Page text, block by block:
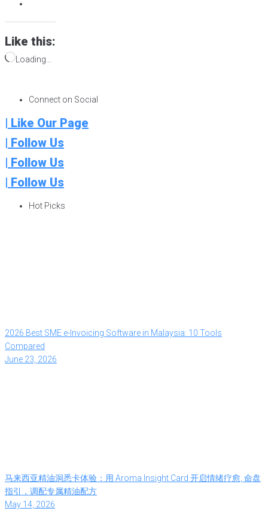
Like this:
Loading…
Connect on Social
| Like Our Page
| Follow Us
| Follow Us
| Follow Us
Hot Picks
2026 Best SME e-Invoicing Software in Malaysia: 10 Tools
Compared
June 23, 2026
马来西亚精油洞悉卡体验：用 Aroma Insight Card 开启情绪疗愈, 命盘
指引，调配专属精油配方
May 14, 2026